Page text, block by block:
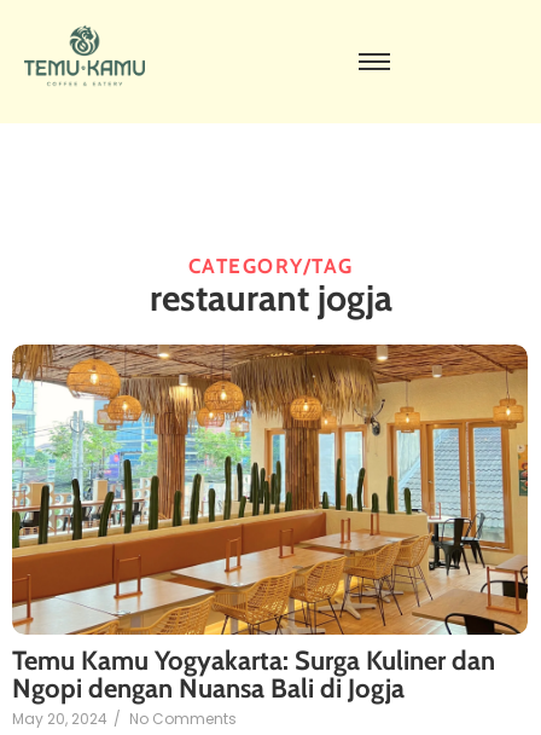
CATEGORY/TAG
restaurant jogja
Temu Kamu Yogyakarta: Surga Kuliner dan
Ngopi dengan Nuansa Bali di Jogja
May 20, 2024 / No Comments